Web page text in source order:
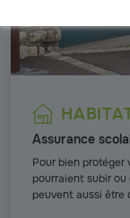
Assurance
Pour bien
pourraient subir
peuvent aussi être